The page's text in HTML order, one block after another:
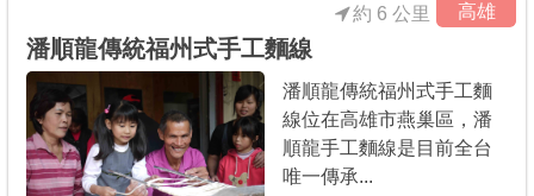
高雄
約 6 公里
潘順龍傳統福州式手工麵線
潘順龍傳統福州式手工麵
線位在高雄市燕巢區，潘
順龍手工麵線是目前全台
唯一傳承...